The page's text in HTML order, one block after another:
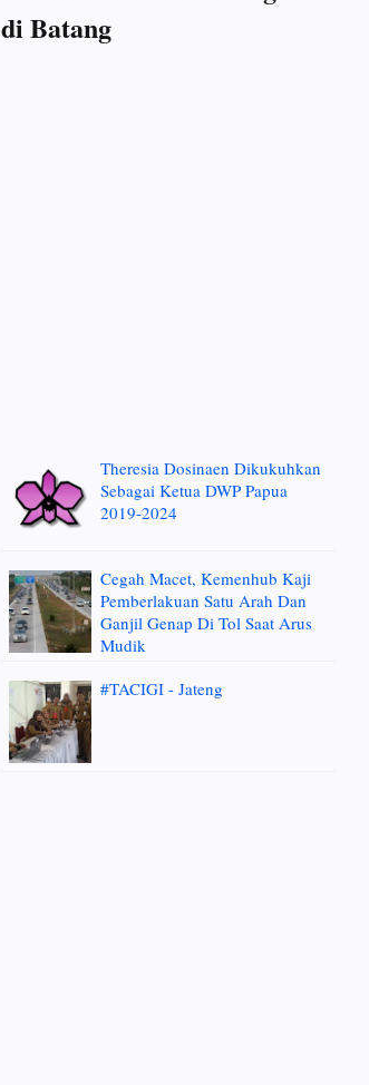
di Batang
Theresia Dosinaen Dikukuhkan
Sebagai Ketua DWP Papua
2019-2024
Cegah Macet, Kemenhub Kaji
Pemberlakuan Satu Arah Dan
Ganjil Genap Di Tol Saat Arus
Mudik
#TACIGI - Jateng